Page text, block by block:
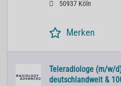
50937 Köln
Merken
Teleradiologe (m/w/
deutschlandweit &